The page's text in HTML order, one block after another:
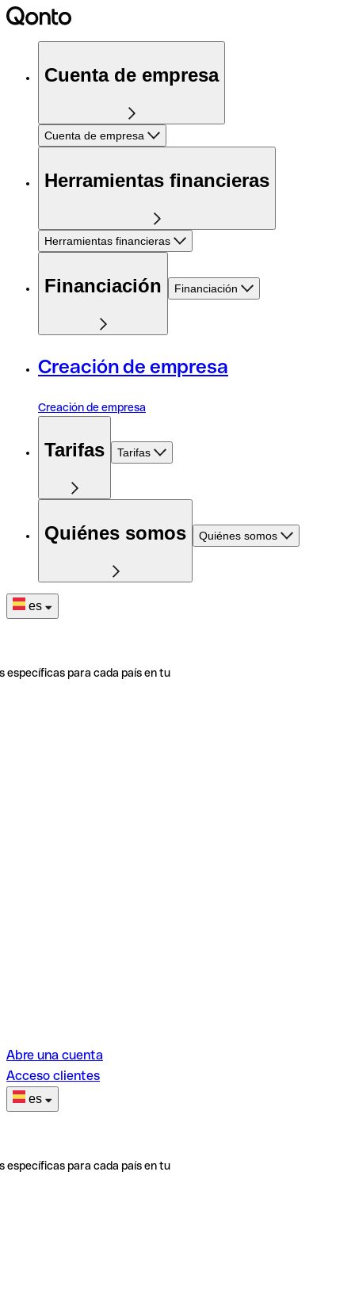
Cuenta de empresa
Cuenta de empresa
Herramientas financieras
Herramientas financieras
Financiación Financiación
Creación de empresa
Creación de empresa
Tarifas Tarifas
Quiénes somos Quiénes somos
es
específicas para cada país en tu
Abre una cuenta
Acceso clientes
es
específicas para cada país en tu